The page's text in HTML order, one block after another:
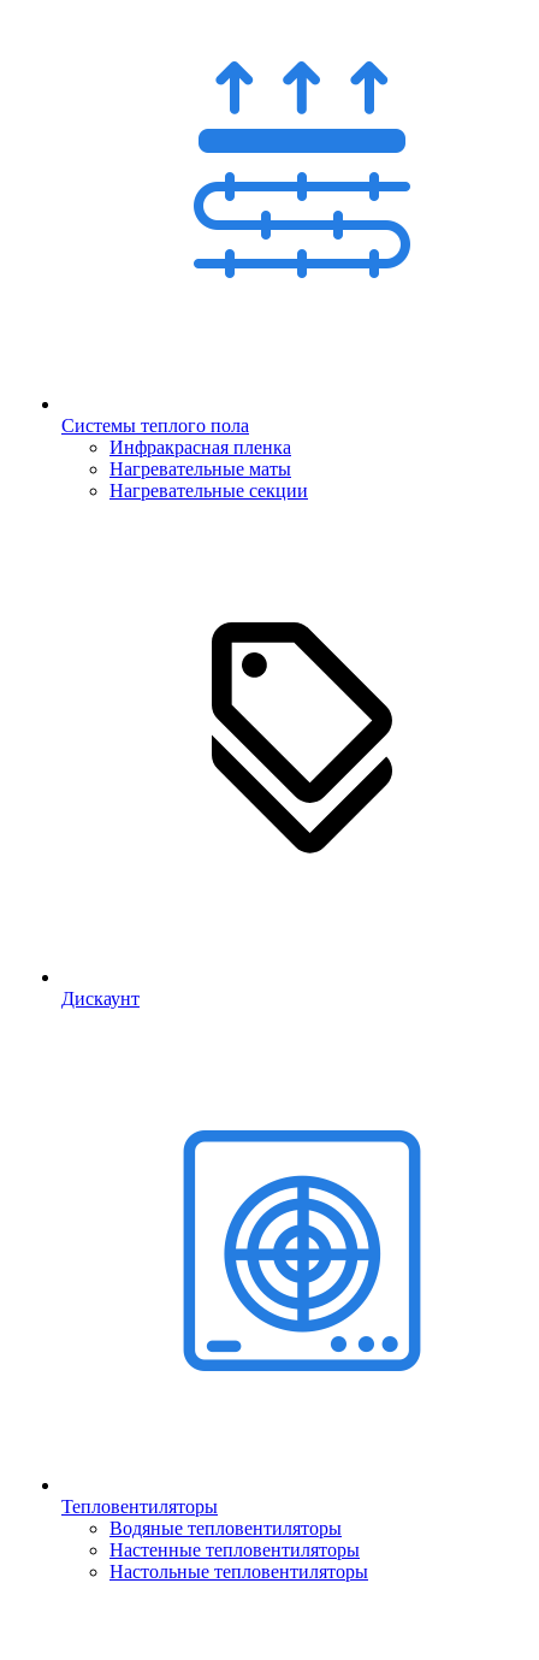
Системы теплого пола
Инфракрасная пленка
Нагревательные маты
Нагревательные секции
Дискаунт
Тепловентиляторы
Водяные тепловентиляторы
Настенные тепловентиляторы
Настольные тепловентиляторы